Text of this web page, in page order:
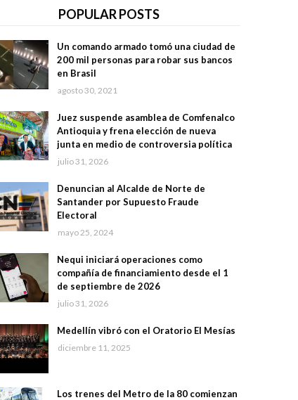
POPULAR POSTS
Un comando armado tomó una ciudad de
200 mil personas para robar sus bancos
en Brasil
agosto 30, 2021
Juez suspende asamblea de Comfenalco
Antioquia y frena elección de nueva
junta en medio de controversia política
julio 31, 2026
Denuncian al Alcalde de Norte de
Santander por Supuesto Fraude
Electoral
mayo 25, 2024
Nequi iniciará operaciones como
compañía de financiamiento desde el 1
de septiembre de 2026
julio 31, 2026
Medellín vibró con el Oratorio El Mesías
diciembre 11, 2025
Los trenes del Metro de la 80 comienzan